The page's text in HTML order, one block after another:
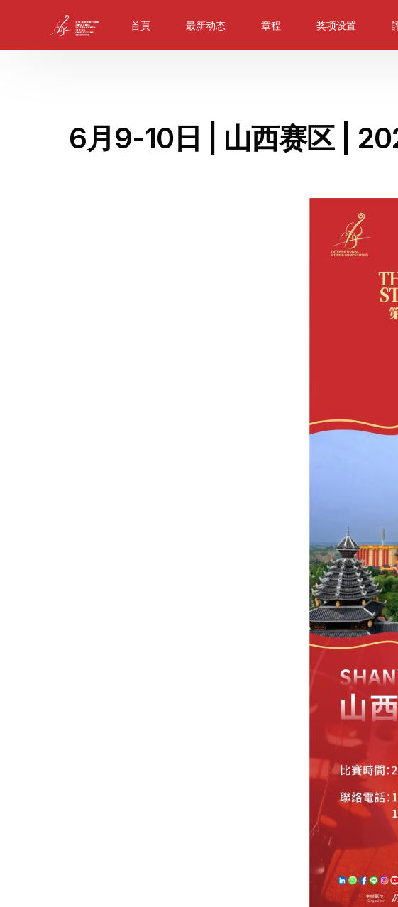
首頁 最新动态 章程 奖项设置
6月9-10日 | 山西赛区 |